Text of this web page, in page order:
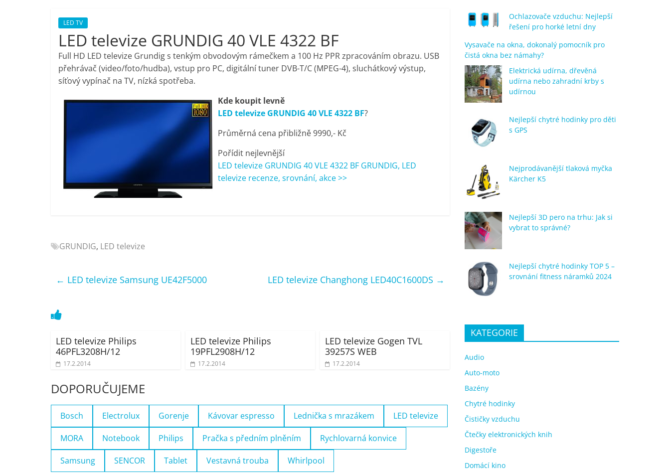
porovnání,
pračky,
televize,
notebooky,
mobilní
telefony,
kávovary,
elektronika
OK,
televize,
mobilní
telefony,
kávovary,
LED TV
LED televize GRUNDIG 40 VLE 4322 BF
Full HD LED televize Grundig s tenkým obvodovým rámečkem a 100 Hz PPR zpracováním obrazu. USB
přehrávač (video/foto/hudba), vstup pro PC, digitální tuner DVB-T/C (MPEG-4), sluchátkový výstup,
síťový vypínač na TV, nízká spotřeba.
Kde koupit levně
LED televize GRUNDIG 40 VLE 4322 BF?
Průměrná cena přibližně 9990,- Kč
Pořídit nejlevnější
LED televize GRUNDIG 40 VLE 4322 BF GRUNDIG, LED
televize recenze, srovnání, akce >>
GRUNDIG, LED televize
← LED televize Samsung UE42F5000 LED televize Changhong LED40C1600DS →
LED televize Philips
46PFL3208H/12
17.2.2014
LED televize Philips
19PFL2908H/12
17.2.2014
LED televize Gogen TVL
39257S WEB
17.2.2014
DOPORUČUJEME
Bosch Electrolux Gorenje Kávovar espresso Lednička s mrazákem LED televize
MORA Notebook Philips Pračka s předním plněním Rychlovarná konvice
Samsung SENCOR Tablet Vestavná trouba Whirlpool
Ochlazovače vzduchu: Nejlepší
řešení pro horké letní dny
Vysavače na okna, dokonalý pomocník pro
čistá okna bez námahy?
Elektrická udírna, dřevěná
udírna nebo zahradní krby s
udírnou
Nejlepší chytré hodinky pro děti
s GPS
Nejprodávanější tlaková myčka
Kärcher K5
Nejlepší 3D pero na trhu: Jak si
vybrat to správné?
Nejlepší chytré hodinky TOP 5 –
srovnání fitness náramků 2024
KATEGORIE
Audio
Auto-moto
Bazény
Chytré hodinky
Čističky vzduchu
Čtečky elektronických knih
Digestoře
Domácí kino